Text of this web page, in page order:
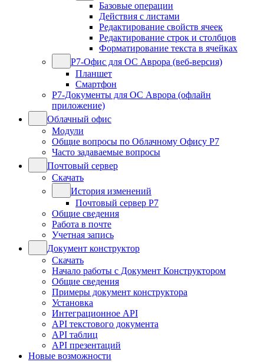
Базовые операции
Действия с листами
Редактирование свойств ячеек
Редактирование строк и столбцов
Форматирование текста в ячейках
Р7-Офис для ОС Аврора (веб-версия)
Планшет
Смартфон
Р7-Документы для ОС Аврора (офлайн
приложение)
Облачный офис
Модули
Общие вопросы по Облачному Офису Р7
Часто задаваемые вопросы
Почтовый сервер
Скачать
История изменений
Почтовый сервер Р7
Общие сведения
Работа в почте
Учетная запись
Документ конструктор
Скачать
Начало работы с Документ Конструктором
Общие сведения
Примеры документ конструктора
Установка
Интеграционное API
API текстового документа
API таблиц
API презентаций
Новые возможности